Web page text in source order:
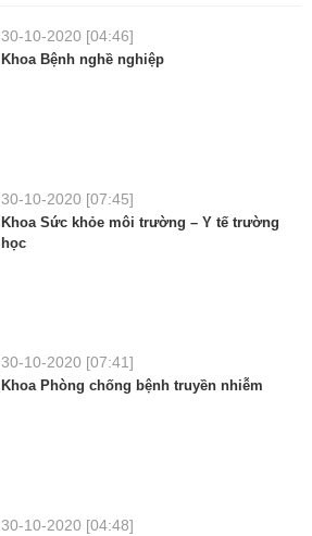
30-10-2020 [04:46]
Khoa Bệnh nghề nghiệp
30-10-2020 [07:45]
Khoa Sức khỏe môi trường – Y tế trường
học
30-10-2020 [07:41]
Khoa Phòng chống bệnh truyền nhiễm
30-10-2020 [04:48]